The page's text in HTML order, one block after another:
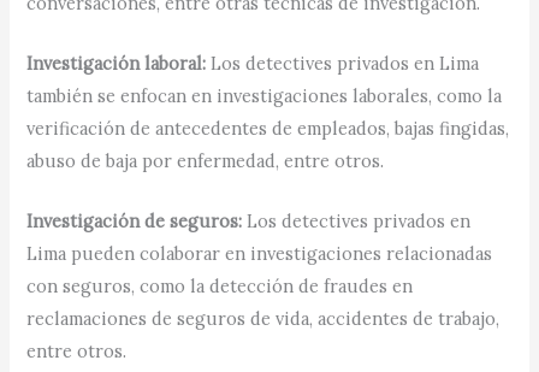
Investigación laboral: Los detectives privados en Lima
también se enfocan en investigaciones laborales, como la
verificación de antecedentes de empleados, bajas fingidas,
abuso de baja por enfermedad, entre otros.
Investigación de seguros: Los detectives privados en
Lima pueden colaborar en investigaciones relacionadas
con seguros, como la detección de fraudes en
reclamaciones de seguros de vida, accidentes de trabajo,
entre otros.